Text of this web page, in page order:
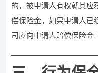
的，被申请人有权就其应
偿保险金。如果申请人已
司应向申请人赔偿保险金